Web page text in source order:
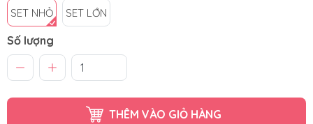
SET NHỎ SET LỚN
Số lượng
THÊM VÀO GIỎ HÀNG